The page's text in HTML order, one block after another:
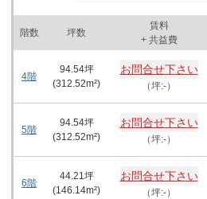
階数 坪数
賃料
+ 共益費
4階
94.54坪
(312.52m²)
お問合せ下さい
（坪:-）
5階
94.54坪
(312.52m²)
お問合せ下さい
（坪:-）
6階
44.21坪
(146.14m²)
お問合せ下さい
（坪:-）